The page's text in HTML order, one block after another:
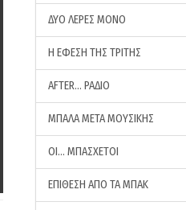
ΔΥΟ ΛΕΡΕΣ ΜΟΝΟ
Η ΕΦΕΣΗ ΤΗΣ ΤΡΙΤΗΣ
AFTER… ΡΑΔΙΟ
ΜΠΑΛΑ ΜΕΤΑ ΜΟΥΣΙΚΗΣ
ΟΙ… ΜΠΑΣΧΕΤΟΙ
ΕΠΙΘΕΣΗ ΑΠΟ ΤΑ ΜΠΑΚ